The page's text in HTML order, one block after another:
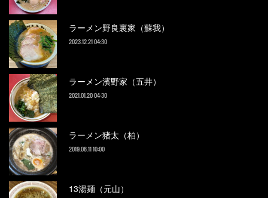
ラーメン野良裏家（蘇我）
2023.12.21 04:30
ラーメン濱野家（五井）
2021.01.20 04:30
ラーメン猪太（柏）
2019.08.11 10:00
13湯麺（元山）